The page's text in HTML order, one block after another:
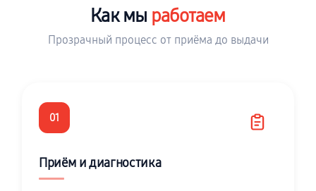
Как мы работаем
Прозрачный процесс от приёма до выдачи
01
Приём и диагностика